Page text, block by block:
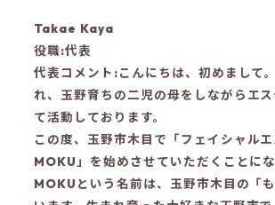
Takae Kaya
役職:代表
代表コメント:こんにちは、初めまして
れ、玉野育ちの二児の母をしながらエ
て活動しております。
この度、玉野市木目で「フェイシャル
MOKU」を始めさせていただくことにな
MOKUという名前は、玉野市木目の「